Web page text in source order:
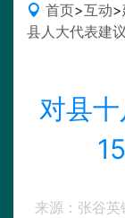
首页>互动>
县人大代表建议
对县
来源：张谷英